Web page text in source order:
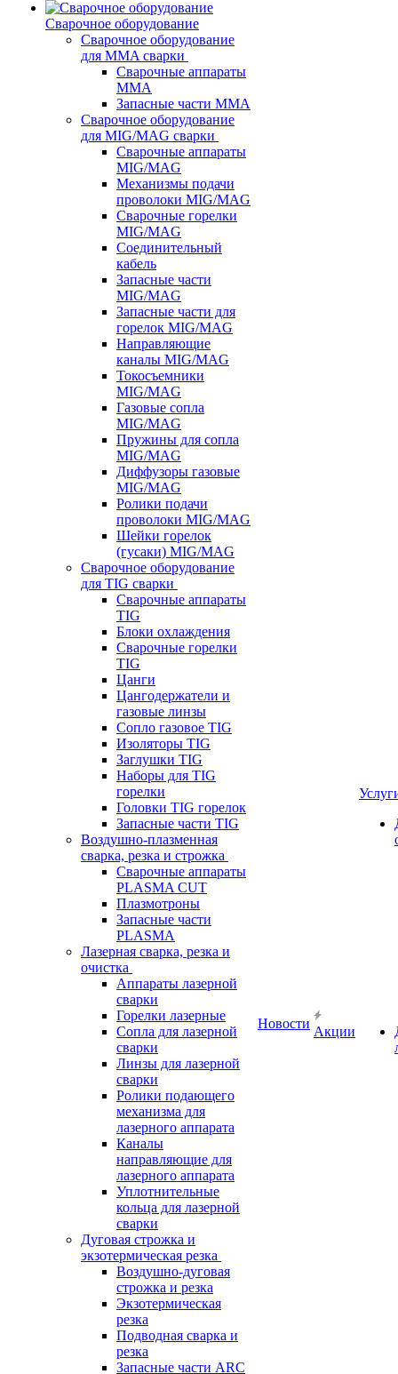
Сварочное оборудование
Сварочное оборудование
для MMA сварки
Сварочные аппараты
MMA
Запасные части MMA
Сварочное оборудование
для MIG/MAG сварки
Сварочные аппараты
MIG/MAG
Механизмы подачи
проволоки MIG/MAG
Сварочные горелки
MIG/MAG
Соединительный
кабель
Запасные части
MIG/MAG
Запасные части для
горелок MIG/MAG
Направляющие
каналы MIG/MAG
Токосъемники
MIG/MAG
Газовые сопла
MIG/MAG
Пружины для сопла
MIG/MAG
Диффузоры газовые
MIG/MAG
Ролики подачи
проволоки MIG/MAG
Шейки горелок
(гусаки) MIG/MAG
Сварочное оборудование
для TIG сварки
Сварочные аппараты
TIG
Блоки охлаждения
Сварочные горелки
TIG
Цанги
Цангодержатели и
газовые линзы
Сопло газовое TIG
Изоляторы TIG
Заглушки TIG
Наборы для TIG
горелки
Головки TIG горелок
Запасные части TIG
Воздушно-плазменная
сварка, резка и строжка
Сварочные аппараты
PLASMA CUT
Плазмотроны
Запасные части
PLASMA
Лазерная сварка, резка и
очистка
Аппараты лазерной
сварки
Горелки лазерные
Сопла для лазерной
сварки
Линзы для лазерной
сварки
Ролики подающего
механизма для
лазерного аппарата
Каналы
направляющие для
лазерного аппарата
Уплотнительные
кольца для лазерной
сварки
Дуговая строжка и
экзотермическая резка
Воздушно-дуговая
строжка и резка
Экзотермическая
резка
Подводная сварка и
резка
Запасные части ARC
Новости
Акции